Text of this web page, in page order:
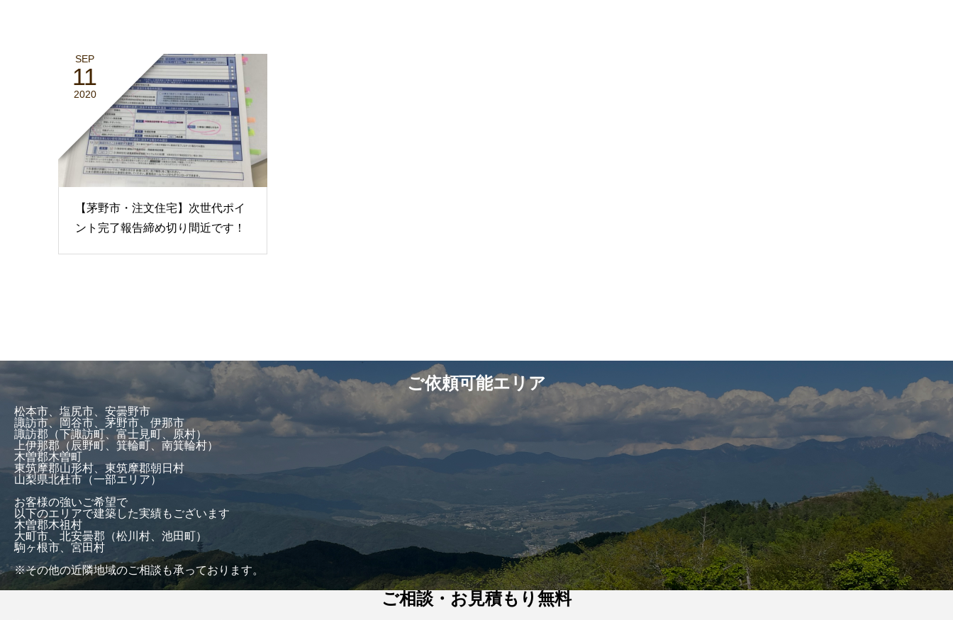
SEP
11
2020
【茅野市・注文住宅】次世代ポイ
ント完了報告締め切り間近です！
ご依頼可能エリア
松本市、塩尻市、安曇野市
諏訪市、岡谷市、茅野市、伊那市
諏訪郡（下諏訪町、富士見町、原村）
上伊那郡（辰野町、箕輪町、南箕輪村）
木曽郡木曽町
東筑摩郡山形村、東筑摩郡朝日村
山梨県北杜市（一部エリア）
お客様の強いご希望で
以下のエリアで建築した実績もございます
木曽郡木祖村
大町市、北安曇郡（松川村、池田町）
駒ヶ根市、宮田村
※その他の近隣地域のご相談も承っております。
ご相談・お見積もり無料